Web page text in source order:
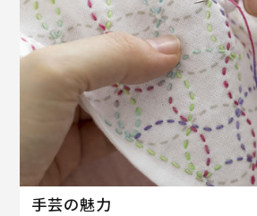
手芸の魅力